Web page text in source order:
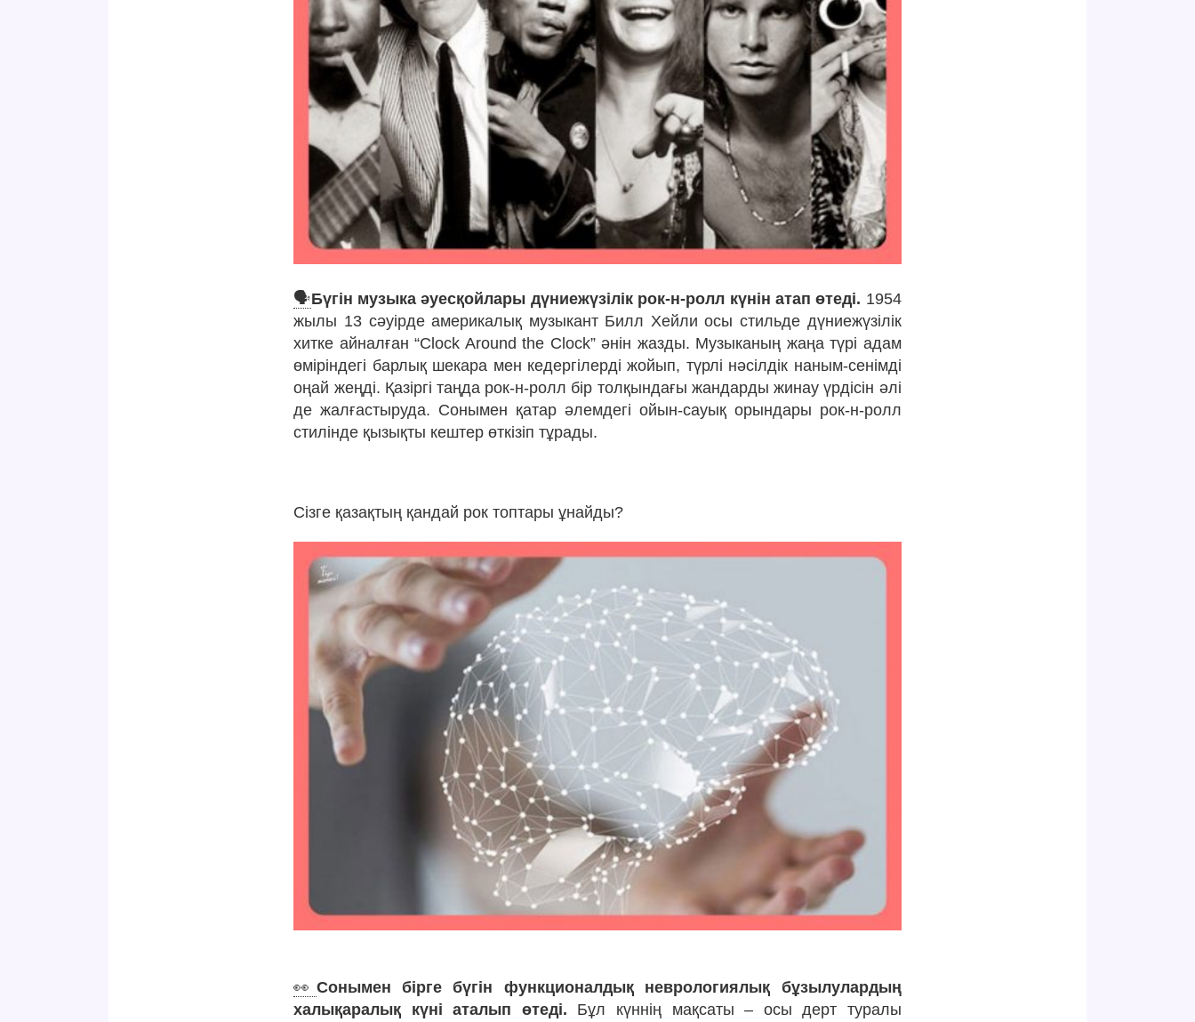
🗣Бүгін музыка әуесқойлары дүниежүзілік рок-н-ролл күнін атап өтеді. 1954
жылы 13 сәуірде америкалық музыкант Билл Хейли осы стильде дүниежүзілік
хитке айналған “Clock Around the Clock” әнін жазды. Музыканың жаңа түрі адам
өміріндегі барлық шекара мен кедергілерді жойып, түрлі нәсілдік наным-сенімді
оңай жеңді. Қазіргі таңда рок-н-ролл бір толқындағы жандарды жинау үрдісін әлі
де жалғастыруда. Сонымен қатар әлемдегі ойын-сауық орындары рок-н-ролл
стилінде қызықты кештер өткізіп тұрады.
Сізге қазақтың қандай рок топтары ұнайды?
👀 Сонымен бірге бүгін функционалдық неврологиялық бұзылулардың
халықаралық күні аталып өтеді. Бұл күннің мақсаты – осы дерт туралы